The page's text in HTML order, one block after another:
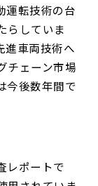
運転技術の台
らしていま
進車両技術へ
チェーン市場
今後数年間で
レポートで